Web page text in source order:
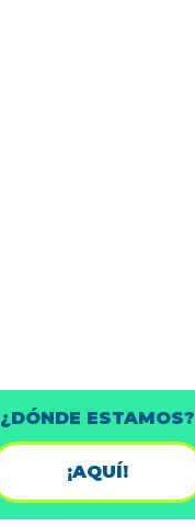
¿DÓNDE ESTAMOS?
¡AQUÍ!